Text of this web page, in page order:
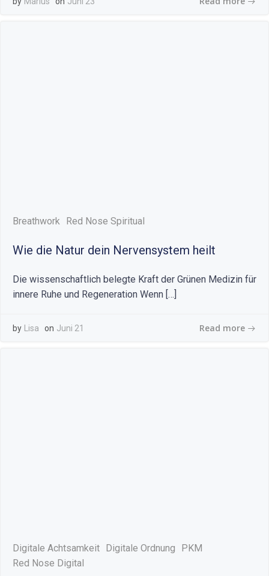
Breathwork Red Nose Spiritual
Wie die Natur dein Nervensystem heilt
Die wissenschaftlich belegte Kraft der Grünen Medizin für
innere Ruhe und Regeneration Wenn […]
by Lisa on Juni 21 Read more
Digitale Achtsamkeit Digitale Ordnung
PKM
Red Nose Digital